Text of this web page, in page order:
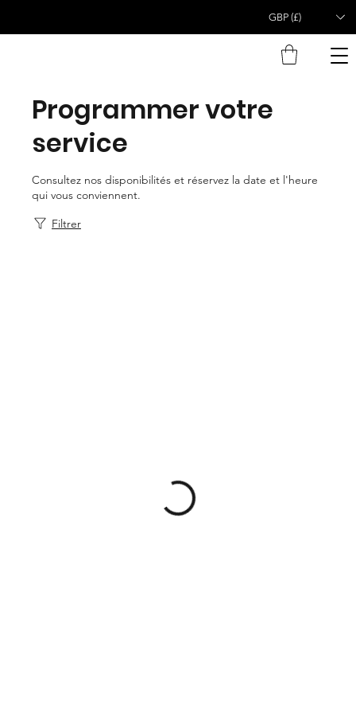
GBP (£)
Programmer votre
service
Consultez nos disponibilités et réservez la date et l'heure
qui vous conviennent.
Filtrer